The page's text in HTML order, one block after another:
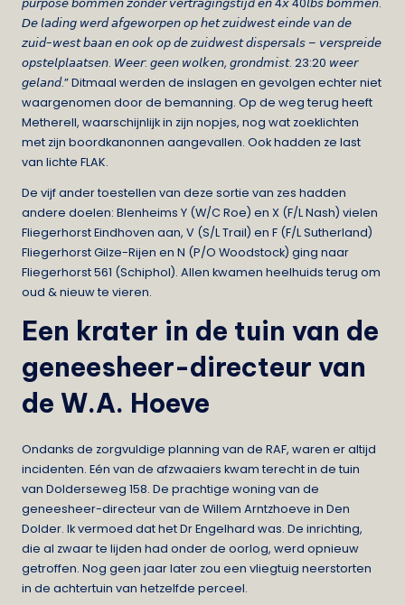
𝘋𝘦 𝘭𝘢𝘥𝘪𝘯𝘨 𝘸𝘦𝘳𝘥 𝘢𝘧𝘨𝘦𝘸𝘰𝘳𝘱𝘦𝘯 𝘰𝘱 𝘩𝘦𝘵 𝘻𝘶𝘪𝘥𝘸𝘦𝘴𝘵 𝘦𝘪𝘯𝘥𝘦 𝘷𝘢𝘯 𝘥𝘦
𝘻𝘶𝘪𝘥-𝘸𝘦𝘴𝘵 𝘣𝘢𝘢𝘯 𝘦𝘯 𝘰𝘰𝘬 𝘰𝘱 𝘥𝘦 𝘻𝘶𝘪𝘥𝘸𝘦𝘴𝘵 𝘥𝘪𝘴𝘱𝘦𝘳𝘴𝘢𝘭𝘴 – 𝘷𝘦𝘳𝘴𝘱𝘳𝘦𝘪𝘥𝘦
𝘰𝘱𝘴𝘵𝘦𝘭𝘱𝘭𝘢𝘢𝘵𝘴𝘦𝘯. 𝘞𝘦𝘦𝘳: 𝘨𝘦𝘦𝘯 𝘸𝘰𝘭𝘬𝘦𝘯, 𝘨𝘳𝘰𝘯𝘥𝘮𝘪𝘴𝘵. 23:20 𝘸𝘦𝘦𝘳
𝘨𝘦𝘭𝘢𝘯𝘥.” Ditmaal werden de inslagen en gevolgen echter niet
waargenomen door de bemanning. Op de weg terug heeft
Metherell, waarschijnlijk in zijn nopjes, nog wat zoeklichten
met zijn boordkanonnen aangevallen. Ook hadden ze last
van lichte FLAK.
De vijf ander toestellen van deze sortie van zes hadden
andere doelen: Blenheims Y (W/C Roe) en X (F/L Nash) vielen
Fliegerhorst Eindhoven aan, V (S/L Trail) en F (F/L Sutherland)
Fliegerhorst Gilze-Rijen en N (P/O Woodstock) ging naar
Fliegerhorst 561 (Schiphol). Allen kwamen heelhuids terug om
oud & nieuw te vieren.
Een krater in de tuin van de
geneesheer-directeur van
de W.A. Hoeve
Ondanks de zorgvuldige planning van de RAF, waren er altijd
incidenten. Eén van de afzwaaiers kwam terecht in de tuin
van Dolderseweg 158. De prachtige woning van de
geneesheer-directeur van de Willem Arntzhoeve in Den
Dolder. Ik vermoed dat het Dr Engelhard was. De inrichting,
die al zwaar te lijden had onder de oorlog, werd opnieuw
getroffen. Nog geen jaar later zou een vliegtuig neerstorten
in de achtertuin van hetzelfde perceel.